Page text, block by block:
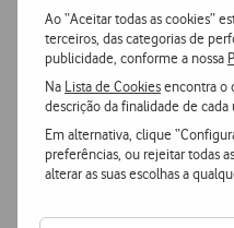
Ao “Aceitar todas as cookies”
terceiros, das categorias de
publicidade, conforme a nossa
Na Lista de Cookiesencontra o
descrição da finalidade de cada
Em alternativa, clique
preferências, ou rejeitar todas
alterar as suas escolhas a
Procuramos estar
disponibilizamos-lhe
Tecnologiasde
Apostamos
para lhe entregar as